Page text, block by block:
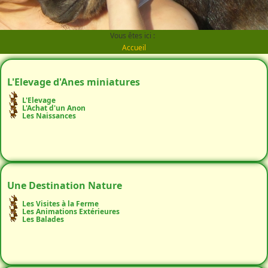
Vous êtes ici :
Accueil
L'Elevage d'Anes miniatures
L'Elevage
L'Achat d'un Anon
Les Naissances
Une Destination Nature
Les Visites à la Ferme
Les Animations Extérieures
Les Balades